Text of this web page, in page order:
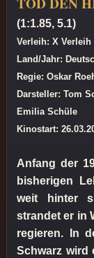
(1:1.85, 5.1)
Verleih: X Verleih
Land/Jahr:
Regie: Oskar
Darsteller: Tom
Emilia Schüle
Kinostart:
Anfang der
bisherigen
weit hinter
strandet er in
regieren. In
Schwarz wird